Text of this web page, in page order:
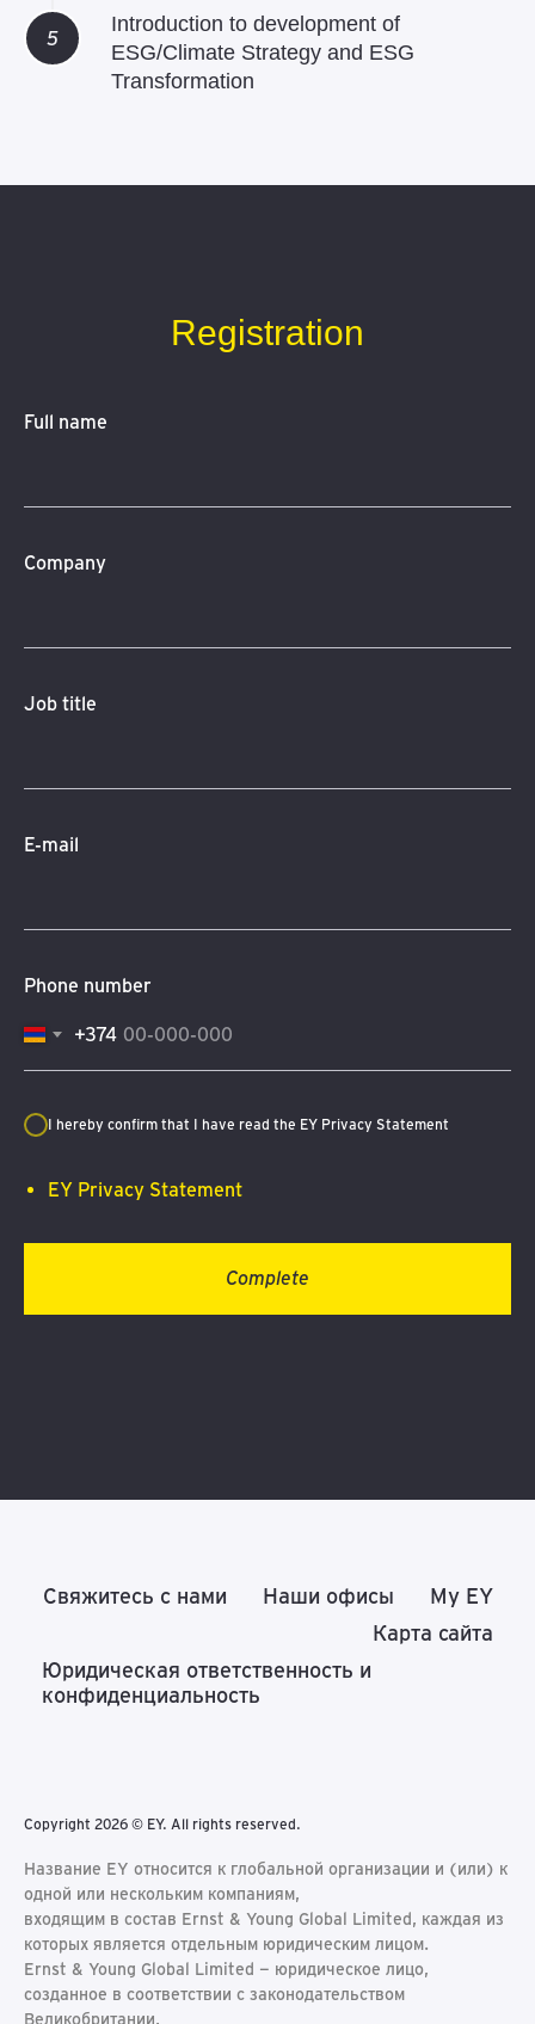
Introduction to development of
ESG/Climate Strategy and ESG
Transformation
Registration
Full name
Company
Job title
E-mail
Phone number
+374
I hereby confirm that I have read the EY Privacy Statement
EY Privacy Statement
Complete
Свяжитесь с нами Наши офисы
My EY
Карта сайта
Юридическая ответственность и
конфиденциальность
Copyright 2026 © EY. All rights reserved.
Название EY относится к глобальной организации и (или) к
одной или нескольким компаниям,
входящим в состав Ernst & Young Global Limited, каждая из
которых является отдельным юридическим лицом.
Ernst & Young Global Limited − юридическое лицо,
созданное в соответствии с законодательством
Великобритании,